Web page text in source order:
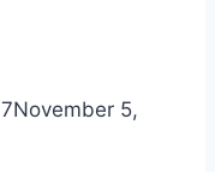
November 5,